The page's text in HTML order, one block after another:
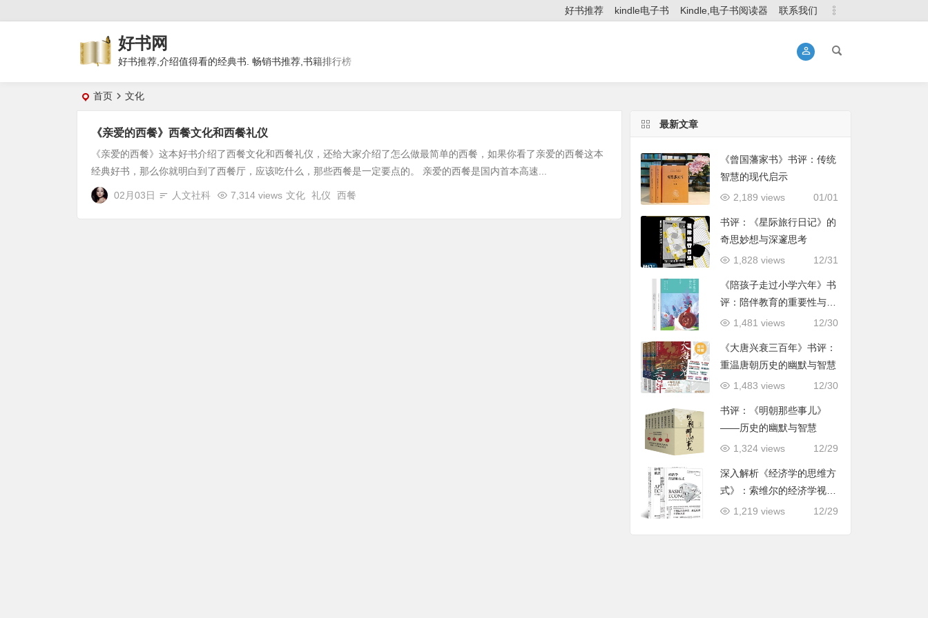
好书推荐 kindle电子书 Kindle,电子书阅读器 联系我们
好书网
好书推荐,介绍值得看的经典书. 畅销书推荐,书籍排行榜
首页 文化
《亲爱的西餐》西餐文化和西餐礼仪
《亲爱的西餐》这本好书介绍了西餐文化和西餐礼仪，还给大家介绍了怎么做最简单的西餐，如果你看了亲爱的西餐这本
经典好书，那么你就明白到了西餐厅，应该吃什么，那些西餐是一定要点的。 亲爱的西餐是国内首本高速...
02月03日 人文社科 7,314 views 文化 礼仪 西餐
最新文章
《曾国藩家书》书评：传统
智慧的现代启示
01/01
2,189 views
书评：《星际旅行日记》的
奇思妙想与深邃思考
12/31
1,828 views
《陪孩子走过小学六年》书
评：陪伴教育的重要性与实
用指导
12/30
1,481 views
《大唐兴衰三百年》书评：
重温唐朝历史的幽默与智慧
12/30
1,483 views
书评：《明朝那些事儿》
——历史的幽默与智慧
12/29
1,324 views
深入解析《经济学的思维方
式》：索维尔的经济学视角
与社会现实
12/29
1,219 views